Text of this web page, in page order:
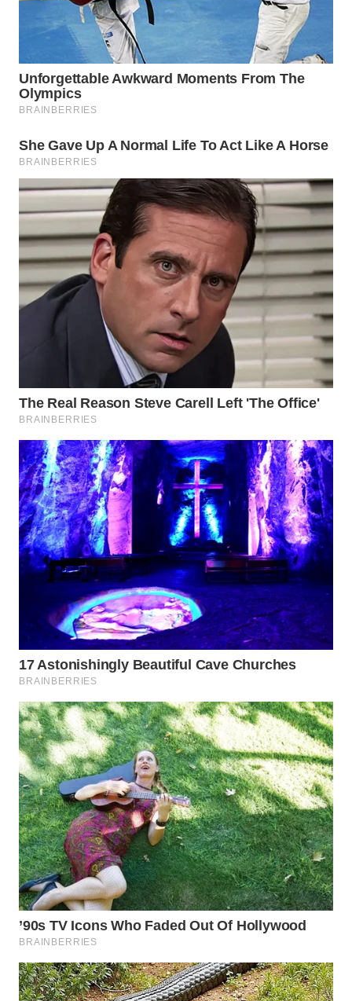
LABUANBAJO
BORNEO
Wahana
Group
WAHANA
NEWS
WAHANA
TANI
WAHANA
ADVOKAT
WAHANA
WAHANA
LISTRIK
WAHANA
TRAVEL
WAHANA
TV
WAHANANEWS
ID
WAHANANEWS
CO ID
WAHANANEWS
NET
WAHANA
SPORT
WAHANA
UMKM
WAHANA
WAHANA